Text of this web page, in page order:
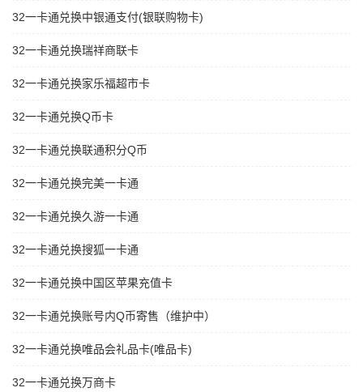
32一卡通兑换中银通支付(银联购物卡)
32一卡通兑换瑞祥商联卡
32一卡通兑换家乐福超市卡
32一卡通兑换Q币卡
32一卡通兑换联通积分Q币
32一卡通兑换完美一卡通
32一卡通兑换久游一卡通
32一卡通兑换搜狐一卡通
32一卡通兑换中国区苹果充值卡
32一卡通兑换账号内Q币寄售（维护中）
32一卡通兑换唯品会礼品卡(唯品卡)
32一卡通兑换万商卡